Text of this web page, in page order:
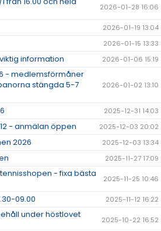
2026-01-28 16:06
2026-01-19 13:04
2026-01-15 13:33
information 2026-01-06 15:19
- medlemsförmåner
stängda 5-7
2026-01-02 13:10
2025-12-31 14:03
- anmälan öppen 2025-12-03 20:02
2026 2025-12-03 13:34
2025-11-27 17:09
- fixa bästa
2025-11-25 10:46
09.00 2025-11-12 16:22
under höstlovet
2025-10-22 16:52